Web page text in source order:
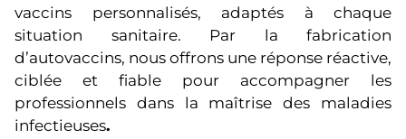
vaccins personnalisés, adaptés à chaque
situation sanitaire. Par la fabrication
d’autovaccins, nous offrons une réponse réactive,
ciblée et fiable pour accompagner les
professionnels dans la maîtrise des maladies
infectieuses.